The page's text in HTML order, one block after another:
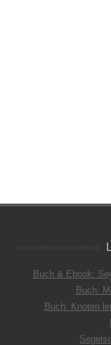
Buch & Ebook:
Buch:
Buch: Knoten